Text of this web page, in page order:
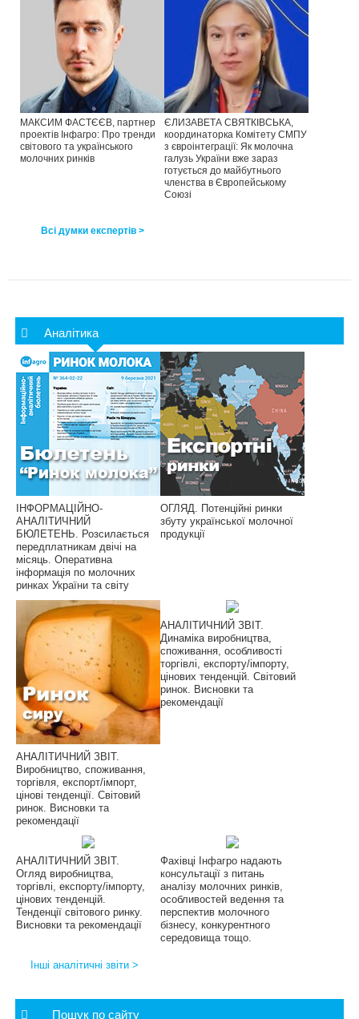
МАКСИМ ФАСТЄЄВ, партнер
проектів Інфагро: Про тренди
світового та українського
молочних ринків
ЄЛИЗАВЕТА СВЯТКІВСЬКА,
координаторка Комітету СМПУ
з євроінтеграції: Як молочна
галузь України вже зараз
готується до майбутнього
членства в Європейському
Союзі
Всі думки експертів >
Аналітика
ІНФОРМАЦІЙНО-
АНАЛІТИЧНИЙ
БЮЛЕТЕНЬ. Розсилається
передплатникам двічі на
місяць. Оперативна
інформація по молочних
ринках України та світу
ОГЛЯД. Потенційні ринки
збуту української молочної
продукції
АНАЛІТИЧНИЙ ЗВІТ.
Виробництво, споживання,
торгівля, експорт/імпорт,
цінові тенденції. Світовий
ринок. Висновки та
рекомендації
АНАЛІТИЧНИЙ ЗВІТ.
Динаміка виробництва,
споживання, особливості
торгівлі, експорту/імпорту,
цінових тенденцій. Світовий
ринок. Висновки та
рекомендації
АНАЛІТИЧНИЙ ЗВІТ.
Огляд виробництва,
торгівлі, експорту/імпорту,
цінових тенденцій.
Тенденції світового ринку.
Висновки та рекомендації
Фахівці Інфагро надають
консультації з питань
аналізу молочних ринків,
особливостей ведення та
перспектив молочного
бізнесу, конкурентного
середовища тощо.
Інші аналітичні звіти >
Пошук по сайту